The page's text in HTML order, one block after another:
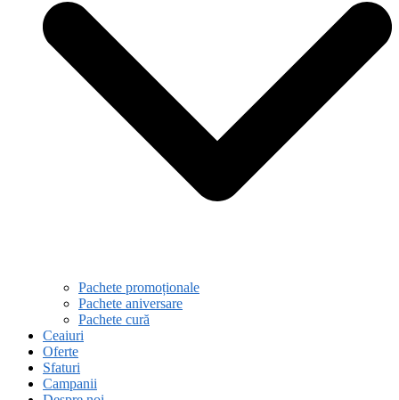
Pachete promoționale
Pachete aniversare
Pachete cură
Ceaiuri
Oferte
Sfaturi
Campanii